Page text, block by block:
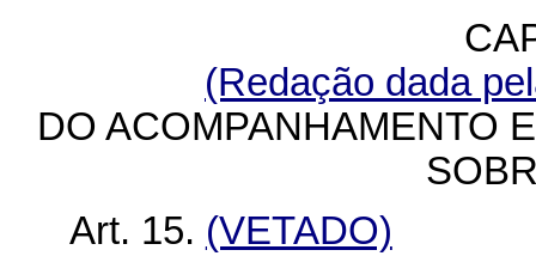
(Redação dada
DO ACOMPANHAMENTO
Art. 15. (VETADO)